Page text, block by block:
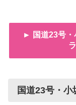
► 国道23号・
国道23号・